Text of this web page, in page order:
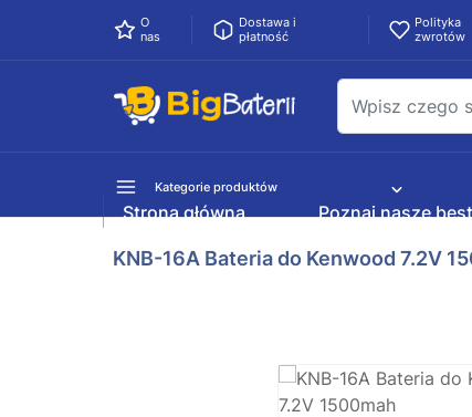
O
nas
Dostawa i
płatność
Polityka
zwrotów
Kategorie produktów
Strona główna Poznaj nasze
KNB-16A Bateria do Kenwood 7.2V